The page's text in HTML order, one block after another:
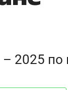
– 2025
знать